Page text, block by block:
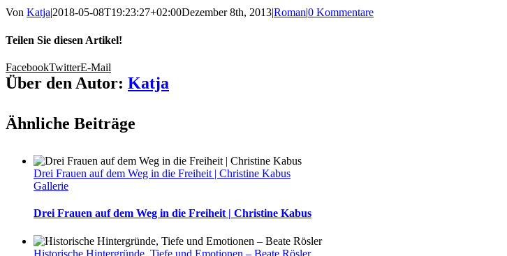
Von Katja|2018-05-08T19:23:27+02:00Dezember 8th, 2013|Roman|0 Kommentare
Teilen Sie diesen Artikel!
FacebookTwitterE-Mail
Über den Autor: Katja
Ähnliche Beiträge
Drei Frauen auf dem Weg in die Freiheit | Christine Kabus
Gallerie
Drei Frauen auf dem Weg in die Freiheit | Christine Kabus
Historische Hintergründe, Tiefe und Emotionen – Beate Rösler